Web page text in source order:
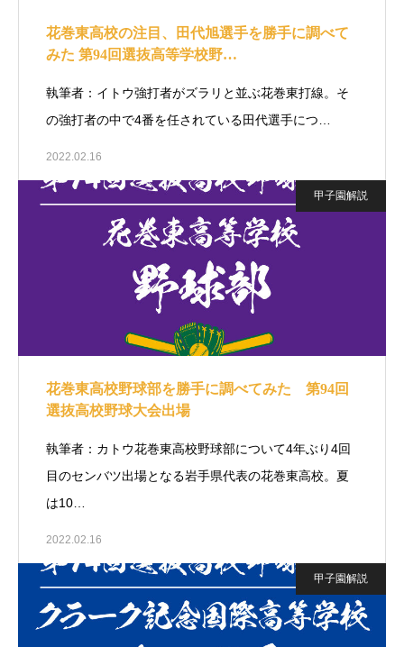
花巻東高校の注目、田代旭選手を勝手に調べて
みた 第94回選抜高等学校野…
執筆者：イトウ強打者がズラリと並ぶ花巻東打線。そ
の強打者の中で4番を任されている田代選手につ…
2022.02.16
甲子園解説
花巻東高校野球部を勝手に調べてみた 第94回
選抜高校野球大会出場
執筆者：カトウ花巻東高校野球部について4年ぶり4回
目のセンバツ出場となる岩手県代表の花巻東高校。夏
は10…
2022.02.16
甲子園解説